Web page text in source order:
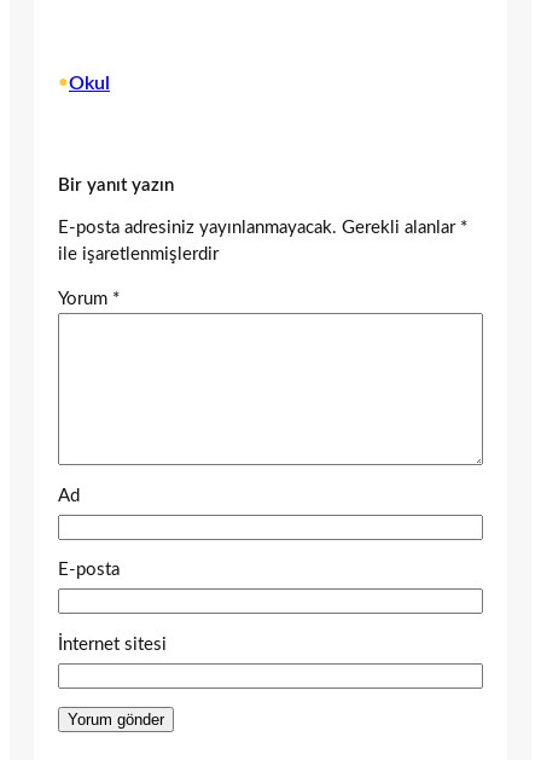
•Okul
Bir yanıt yazın
E-posta adresiniz yayınlanmayacak. Gerekli alanlar *
ile işaretlenmişlerdir
Yorum *
Ad
E-posta
İnternet sitesi